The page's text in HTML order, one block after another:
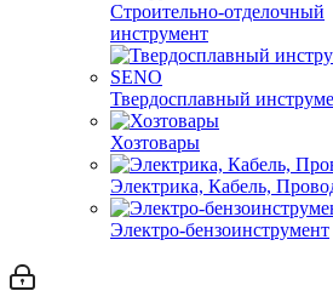
Строительно-отделочный
инструмент
Твердосплавный
Хозтовары
Электрика, Кабель,
Электро-бензоинструмент